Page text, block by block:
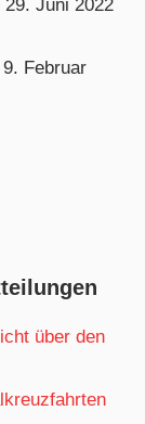
29. Juni 2022
9. Februar
über den